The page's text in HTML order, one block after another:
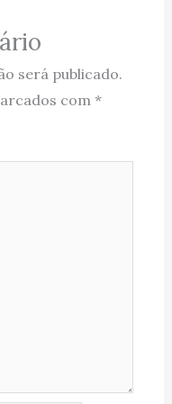
será publicado.
com *